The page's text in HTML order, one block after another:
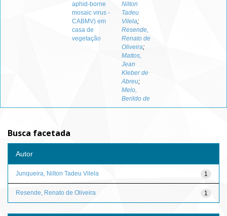
aphid-borne
mosaic virus -
CABMV) em
casa de
vegetação
Nilton
Tadeu
Vilela;
Resende,
Renato de
Oliveira;
Mattos,
Jean
Kleber de
Abreu;
Melo,
Berildo de
Busca facetada
Autor
1
Junqueira, Nilton Tadeu Vilela
1
Resende, Renato de Oliveira